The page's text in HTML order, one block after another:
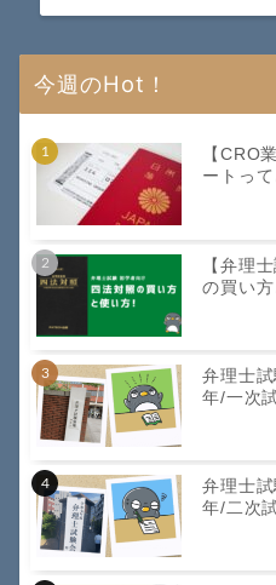
今週のHot！
【CRO
ートって
【弁理
の買い
弁理士
年/一次
弁理士
年/二次